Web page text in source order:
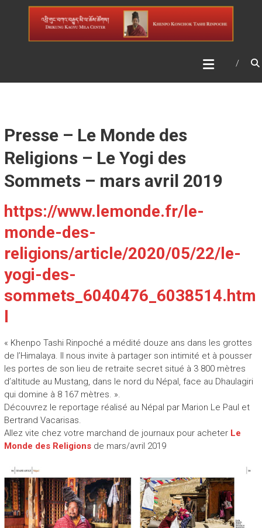
DRIKUNG KAGYU MILA
CENTER
Presse – Le Monde des
Religions – Le Yogi des
Sommets – mars avril 2019
https://www.lemonde.fr/le-
monde-des-
religions/article/2020/05/22/le-
yogi-des-
sommets_6040476_6038514.htm
« Khenpo Tashi Rinpoché a médité douze ans dans les grottes
de l’Himalaya. Il nous invite à partager son intimité et à pousser
les portes de son lieu de retraite secret situé à 3 800 mètres
d’altitude au Mustang, dans le nord du Népal, face au Dhaulagiri
qui domine à 8 167 mètres. ».
Découvrez le reportage réalisé au Népal par Marion Le Paul et
Bertrand Vacarisas.
Allez vite chez votre marchand de journaux pour acheter Le
Monde des Religionsde mars/avril 2019